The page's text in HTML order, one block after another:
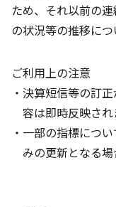
ため、それ以前の
の状況等の推移につ
ご利用上の注意
・決算短信等の訂
容は即時反映され
・一部の指標につ
みの更新となる場